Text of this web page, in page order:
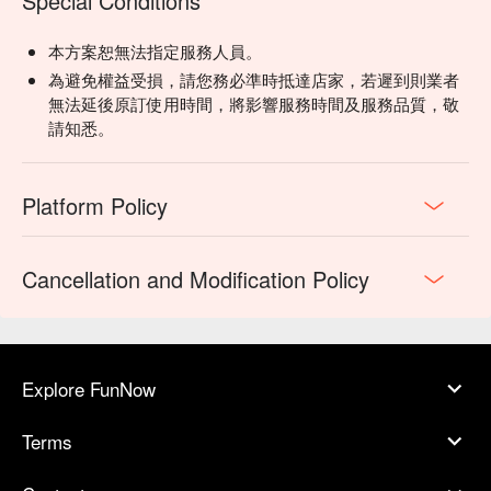
本方案恕無法指定服務人員。
為避免權益受損，請您務必準時抵達店家，若遲到則業者
無法延後原訂使用時間，將影響服務時間及服務品質，敬
請知悉。
Platform Policy
Cancellation and Modification Policy
Explore FunNow
Terms